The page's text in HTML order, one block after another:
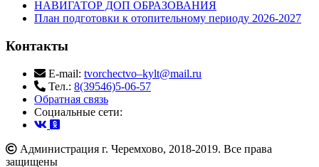
НАВИГАТОР ДОП ОБРАЗОВАНИЯ
План подготовки к отопительному периоду 2026-2027
Контакты
E-mail: tvorchectvo–kylt@mail.ru
Тел.: 8(39546)5-06-57
Обратная связь
Cоциальные сети:
Администрация г. Черемхово, 2018-2019. Все права
защищены